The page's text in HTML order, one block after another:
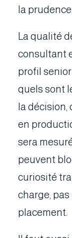
la prudence
La qualité
consultant
profil
quels sont
la
en
sera
peuvent
curiosité
charge,
placement.